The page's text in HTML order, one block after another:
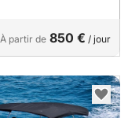
À partir de 850 € / jour